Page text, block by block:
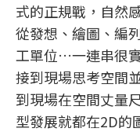
式的正規戰，自然
從發想、繪圖、編
工單位…一連串很
接到現場思考空間
到現場在空間丈量
型發展就都在2D的